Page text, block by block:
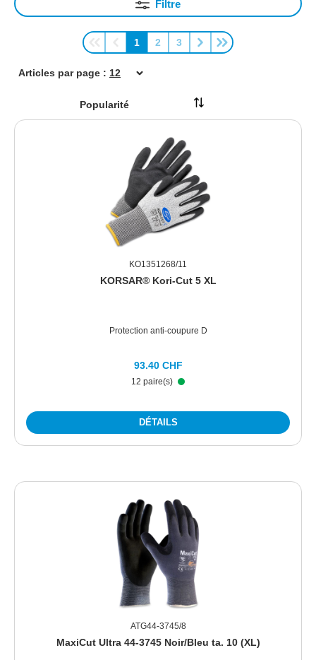
Filtre
Page
1
Page
2
Page
3
Articles par page :
KO1351268/11
KORSAR® Kori-Cut 5 XL
Protection anti-coupure D
12 paire(s)
93.40 CHF
DÉTAILS
ATG44-3745/8
MaxiCut Ultra 44-3745 Noir/Bleu ta. 10 (XL)